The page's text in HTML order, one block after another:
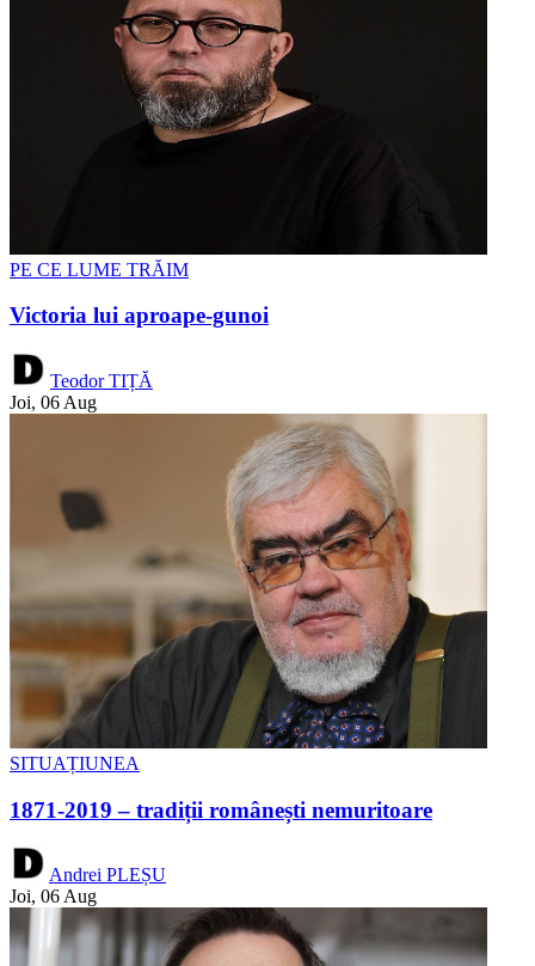
PE CE LUME TRĂIM
Victoria lui aproape-gunoi
Teodor TIȚĂ
Joi, 06 Aug
SITUAȚIUNEA
1871-2019 – tradiții românești nemuritoare
Andrei PLEȘU
Joi, 06 Aug